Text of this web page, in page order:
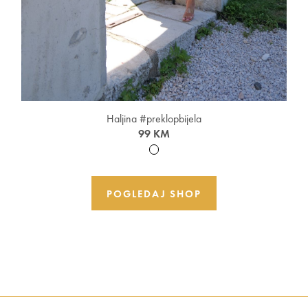
Haljina #preklopbijela
99 KM
POGLEDAJ SHOP